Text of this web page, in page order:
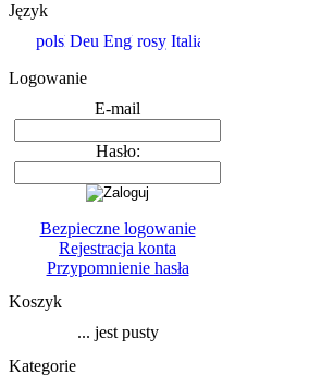
Język
Logowanie
E-mail
Hasło:
Bezpieczne logowanie
Rejestracja konta
Przypomnienie hasła
Koszyk
... jest pusty
Kategorie